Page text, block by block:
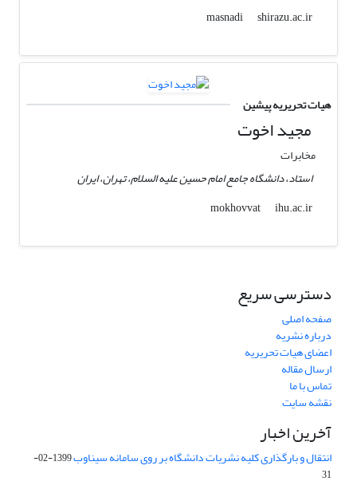
masnadi
shirazu.ac.ir
هیات تحریریه پیشین
مجید اخوت
مخابرات
استاد، دانشگاه جامع امام حسین علیه السلام، تهران، ایران
mokhovvat
ihu.ac.ir
دسترسی سریع
صفحه اصلی
درباره نشریه
اعضای هیات تحریریه
ارسال مقاله
تماس با ما
نقشه سایت
آخرین اخبار
انتقال و بارگذاری کلیه نشریات دانشگاه بر روی سامانه سیناوب
1399-02-
31